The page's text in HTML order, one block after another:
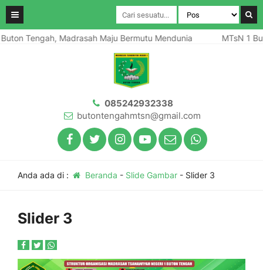
Tengah, Madrasah Maju Bermutu Mendunia MTsN 1
085242932338
butontengahmtsn@gmail.com
Anda ada di : Beranda - Slide Gambar- Slider 3
Slider 3